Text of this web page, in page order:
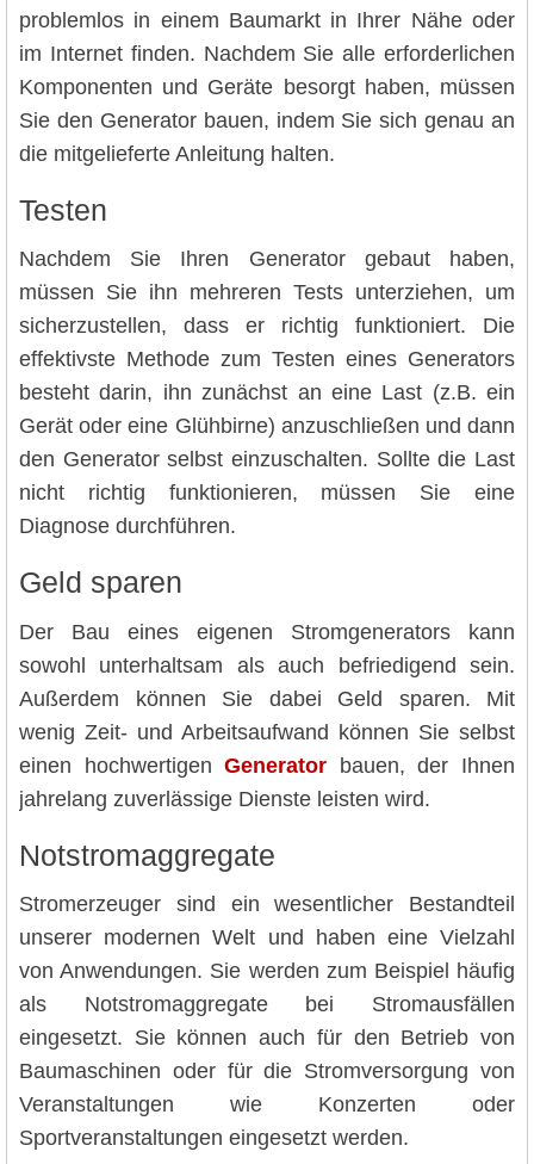
problemlos in einem Baumarkt in Ihrer Nähe oder
im Internet finden. Nachdem Sie alle erforderlichen
Komponenten und Geräte besorgt haben, müssen
Sie den Generator bauen, indem Sie sich genau an
die mitgelieferte Anleitung halten.
Testen
Nachdem Sie Ihren Generator gebaut haben,
müssen Sie ihn mehreren Tests unterziehen, um
sicherzustellen, dass er richtig funktioniert. Die
effektivste Methode zum Testen eines Generators
besteht darin, ihn zunächst an eine Last (z.B. ein
Gerät oder eine Glühbirne) anzuschließen und dann
den Generator selbst einzuschalten. Sollte die Last
nicht richtig funktionieren, müssen Sie eine
Diagnose durchführen.
Geld sparen
Der Bau eines eigenen Stromgenerators kann
sowohl unterhaltsam als auch befriedigend sein.
Außerdem können Sie dabei Geld sparen. Mit
wenig Zeit- und Arbeitsaufwand können Sie selbst
einen hochwertigenGenerator bauen, der Ihnen
jahrelang zuverlässige Dienste leisten wird.
Notstromaggregate
Stromerzeuger sind ein wesentlicher Bestandteil
unserer modernen Welt und haben eine Vielzahl
von Anwendungen. Sie werden zum Beispiel häufig
als Notstromaggregate bei Stromausfällen
eingesetzt. Sie können auch für den Betrieb von
Baumaschinen oder für die Stromversorgung von
Veranstaltungen wie Konzerten oder
Sportveranstaltungen eingesetzt werden.